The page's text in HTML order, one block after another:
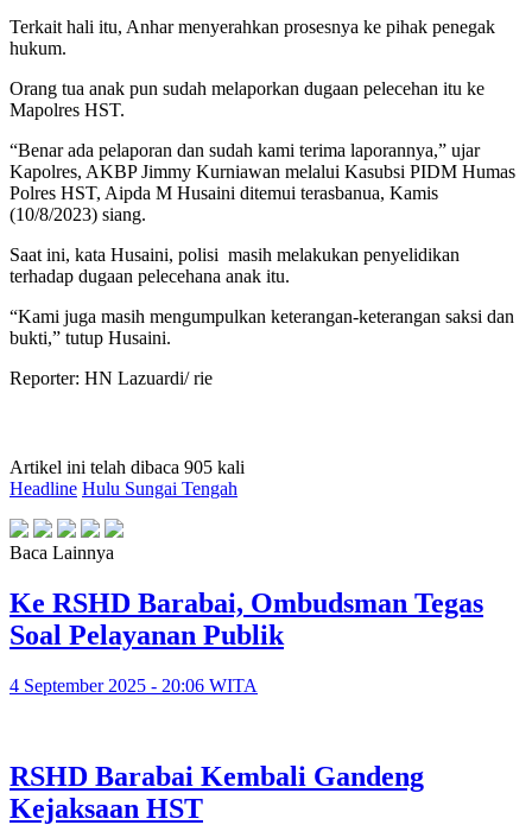
Terkait hali itu, Anhar menyerahkan prosesnya ke pihak penegak
hukum.
Orang tua anak pun sudah melaporkan dugaan pelecehan itu ke
Mapolres HST.
“Benar ada pelaporan dan sudah kami terima laporannya,” ujar
Kapolres, AKBP Jimmy Kurniawan melalui Kasubsi PIDM Humas
Polres HST, Aipda M Husaini ditemui terasbanua, Kamis
(10/8/2023) siang.
Saat ini, kata Husaini, polisi masih melakukan penyelidikan
terhadap dugaan pelecehana anak itu.
“Kami juga masih mengumpulkan keterangan-keterangan saksi dan
bukti,” tutup Husaini.
Reporter: HN Lazuardi/ rie
Artikel ini telah dibaca 905 kali
Headline Hulu Sungai Tengah
Baca Lainnya
Ke RSHD Barabai, Ombudsman Tegas
Soal Pelayanan Publik
4 September 2025 - 20:06 WITA
RSHD Barabai Kembali Gandeng
Kejaksaan HST